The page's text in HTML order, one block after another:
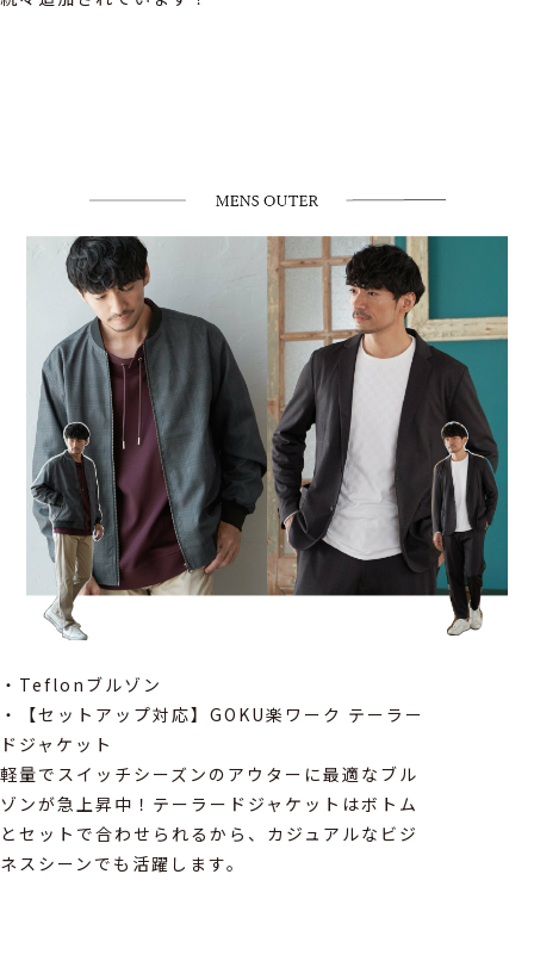
・Teflonブルゾン
・【セットアップ対応】GOKU楽ワーク テーラー
ドジャケット
軽量でスイッチシーズンのアウターに最適なブル
ゾンが急上昇中！テーラードジャケットはボトム
とセットで合わせられるから、カジュアルなビジ
ネスシーンでも活躍します。